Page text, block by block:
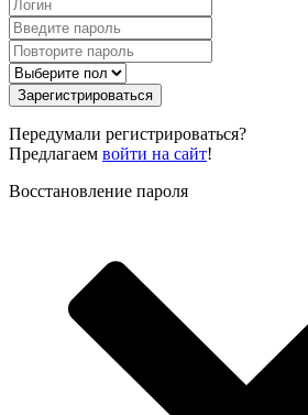
Зарегистрироваться
Передумали регистрироваться?
Предлагаем войти на сайт!
Восстановление пароля